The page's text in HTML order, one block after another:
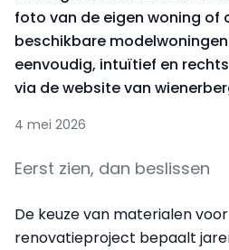
foto van de eigen woning of
beschikbare
eenvoudig, intuïtief en
via de website van
4 mei 2026
Eerst zien, dan beslissen
De keuze van materialen
renovatieproject bepaalt